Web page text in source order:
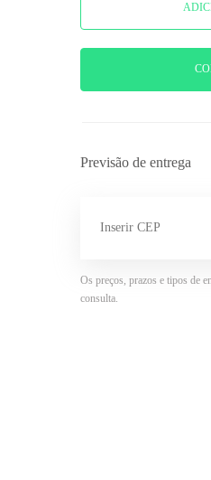
Previsão de entrega
Os preços, prazos e tipos de
consulta.